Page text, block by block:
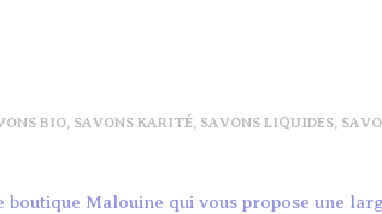
BIO, SAVONS KARITÉ, SAVONS LIQUIDES,
boutique Malouine qui vous propose une